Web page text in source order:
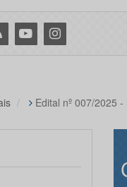
YoutubeInstagram
Edital nº 007/2025